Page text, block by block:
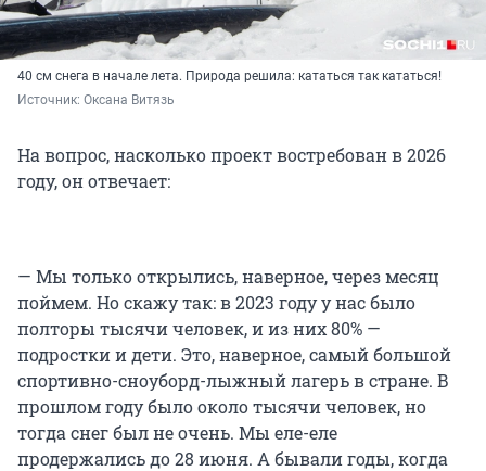
40 см снега в начале лета. Природа решила: кататься так кататься!
Источник: Оксана Витязь
На вопрос, насколько проект востребован в 2026
году, он отвечает:
— Мы только открылись, наверное, через месяц
поймем. Но скажу так: в 2023 году у нас было
полторы тысячи человек, и из них 80% —
подростки и дети. Это, наверное, самый большой
спортивно-сноуборд-лыжный лагерь в стране. В
прошлом году было около тысячи человек, но
тогда снег был не очень. Мы еле-еле
продержались до 28 июня. А бывали годы, когда